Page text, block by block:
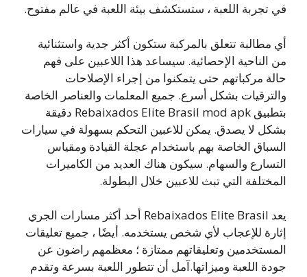
في تجربة اللعبة ، ستستكشف بيئة اللعبة في عالم مفتوح.
أي مطالبة تتعلق بالمركبة ستكون أكثر جدية واستثنائية
من الناحية الإحصائية. سيساعد هذا اللاعبين على فهم
حالة مركباتهم حتى يتمكنوا من إجراء الإصلاحات
والترقيات بشكل أسرع. جميع المعلمات والعناصر الخاصة
بتطبيق Rebaixados Elite Brasil mod apk دقيقة
بشكل لا يصدق. يمكن للاعبين التحكم بسهولة في سيارات
السباق الخاصة بهم باستخدام عجلة القيادة ومقياس
التسارع والسهام. سيكون هناك العديد من الكاميرات
المختلفة التي تبث للاعبين خلال البطولة.
يعد Rebaixados Elite Brasil أحد أكثر مسارات الجري
إثارة للإعجاب لأي شخص يستخدمه. أيضًا ، جميع تعليقات
المستخدمين وتعليقاتهم ممتازة ؛ معظمهم راضون عن
جودة اللعبة وميزاتها.آمل أن تتطور اللعبة بسرعة وتقدم